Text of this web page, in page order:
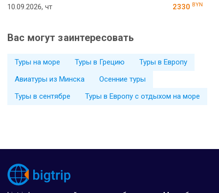
10.09.2026, чт 2330 BYN
Вас могут заинтересовать
Туры на море Туры в Грецию
Туры в Европу
Авиатуры из Минска
Осенние туры
Туры в сентябре
Туры в Европу с отдыхом на море